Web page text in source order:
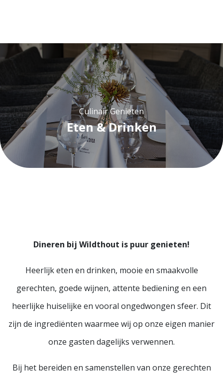
Culinair Genieten
Eten & Drinken
Dineren bij Wildthout is puur genieten!
Heerlijk eten en drinken, mooie en smaakvolle
gerechten, goede wijnen, attente bediening en een
heerlijke huiselijke en vooral ongedwongen sfeer. Dit
zijn de ingrediënten waarmee wij op onze eigen manier
onze gasten dagelijks verwennen.
Bij het bereiden en samenstellen van onze gerechten